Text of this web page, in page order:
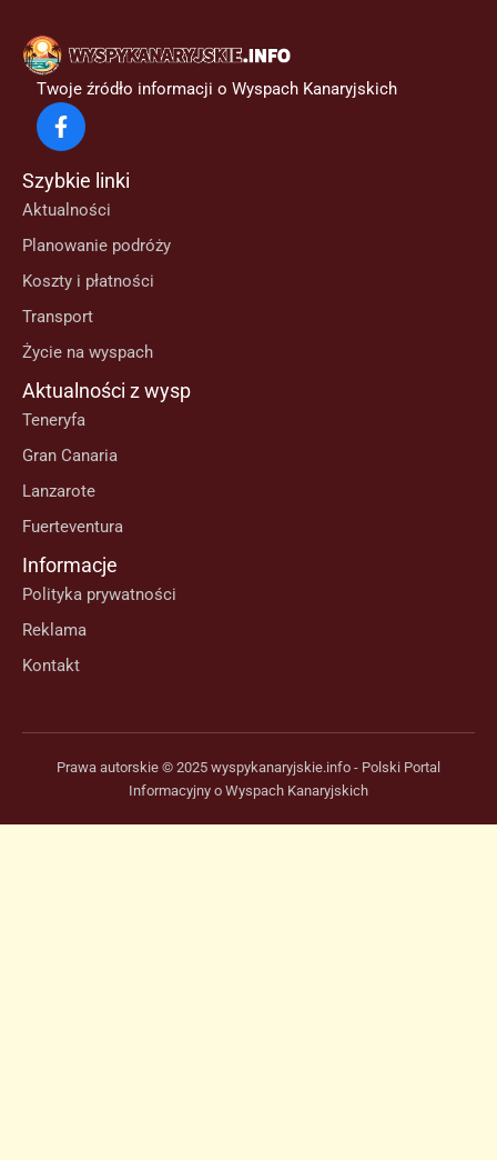
Twoje źródło informacji o Wyspach Kanaryjskich
Szybkie linki
Aktualności
Planowanie podróży
Koszty i płatności
Transport
Życie na wyspach
Aktualności z wysp
Teneryfa
Gran Canaria
Lanzarote
Fuerteventura
Informacje
Polityka prywatności
Reklama
Kontakt
Prawa autorskie © 2025 wyspykanaryjskie.info - Polski Portal
Informacyjny o Wyspach Kanaryjskich